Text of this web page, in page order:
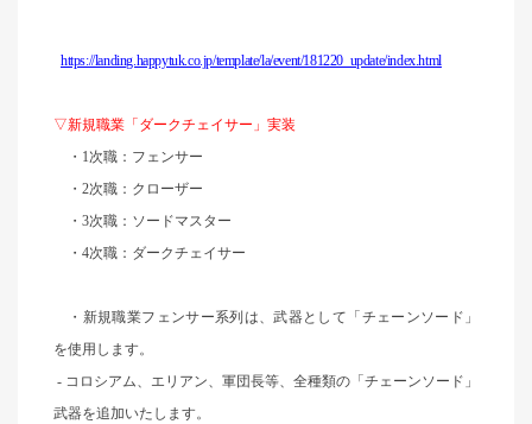
https://landing.happytuk.co.jp/template/la/event/181220_update/index.html
▽新規職業「ダークチェイサー」実装
・1次職：フェンサー
・2次職：クローザー
・3次職：ソードマスター
・4次職：ダークチェイサー
・新規職業フェンサー系列は、武器として「チェーンソード」
を使用します。
- コロシアム、エリアン、軍団長等、全種類の「チェーンソード」
武器を追加いたします。